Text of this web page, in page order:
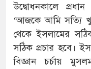
উদ্বোধনকালে
‘আজকে আমি সত্যি
থেকে ইসলামের
সঠিক প্রচার হবে।
বিজ্ঞান চর্চায়